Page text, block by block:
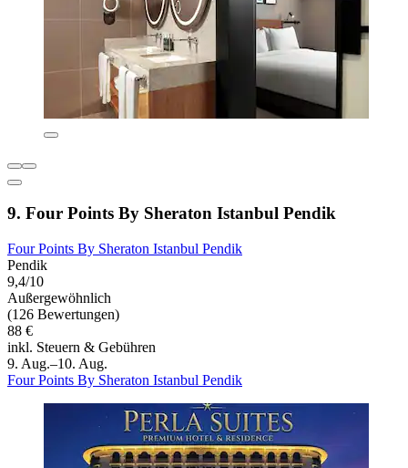
9. Four Points By Sheraton Istanbul Pendik
Four Points By Sheraton Istanbul Pendik
Pendik
9,4/10
Außergewöhnlich
(126 Bewertungen)
88 €
inkl. Steuern & Gebühren
9. Aug.–10. Aug.
Four Points By Sheraton Istanbul Pendik